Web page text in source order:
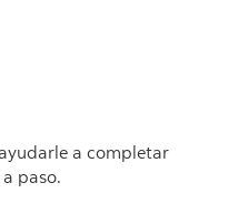
a completar
paso.